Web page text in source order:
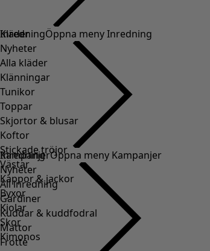
Kläder
Nyheter
Alla kläder
Klänningar
Tunikor
Toppar
Skjortor & blusar
Koftor
Stickade tröjor
Västar
Kappor & jackor
Byxor
Kjolar
Skor
Kimonos
InredningÖppna meny Inredning
Inredning
Nyheter
All inredning
Gardiner
Kuddar & kuddfodral
Mattor
Frotté
KampanjerÖppna meny Kampanjer